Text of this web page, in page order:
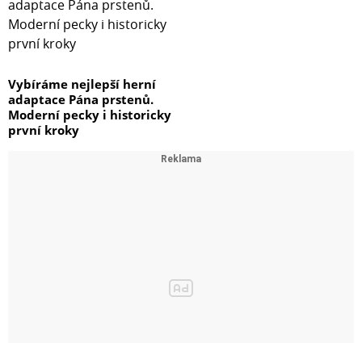
Vybíráme nejlepší herní
adaptace Pána prstenů.
Moderní pecky i historicky
první kroky